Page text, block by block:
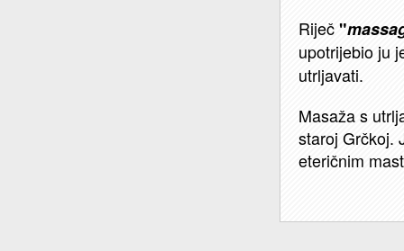
Riječ"
upotrijebio ju
utrljavati.
Masaža s
staroj Grčkoj.
eteričnim